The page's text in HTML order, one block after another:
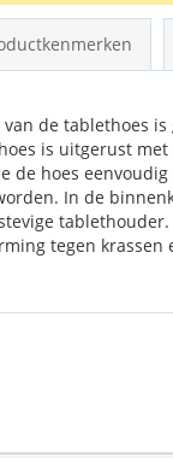
de tablethoes is
is uitgerust met
de hoes
In de
tegen krassen